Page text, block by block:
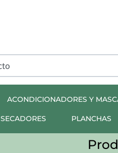
ACONDICIONADORES Y
SECADORES PLANCHAS